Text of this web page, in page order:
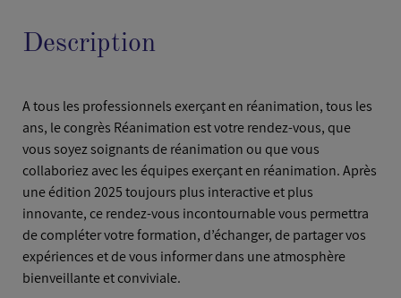
Description
A tous les professionnels exerçant en réanimation, tous les
ans, le congrès Réanimation est votre rendez-vous, que
vous soyez soignants de réanimation ou que vous
collaboriez avec les équipes exerçant en réanimation. Après
une édition 2025 toujours plus interactive et plus
innovante, ce rendez-vous incontournable vous permettra
de compléter votre formation, d’échanger, de partager vos
expériences et de vous informer dans une atmosphère
bienveillante et conviviale.